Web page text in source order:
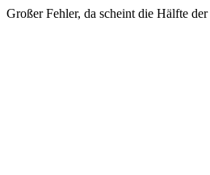
Großer Fehler, da scheint die Hälfte